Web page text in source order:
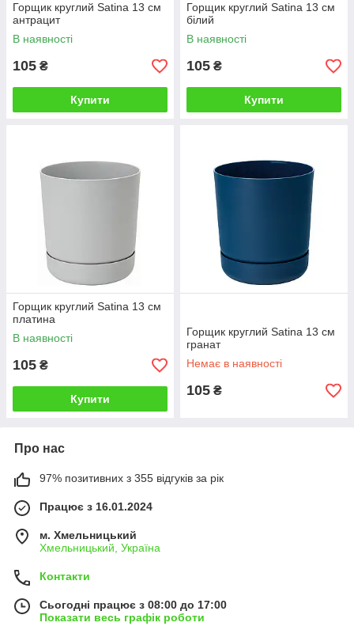
Горщик круглий Satina 13 см
антрацит
В наявності
105 ₴
Купити
Горщик круглий Satina 13 см
білий
В наявності
105 ₴
Купити
Горщик круглий Satina 13 см
платина
В наявності
105 ₴
Купити
Горщик круглий Satina 13 см
гранат
Немає в наявності
105 ₴
Про нас
97% позитивних з 355 відгуків за рік
Працює з 16.01.2024
м. Хмельницький
Хмельницький, Україна
Контакти
Сьогодні працює з 08:00 до 17:00
Показати весь графік роботи